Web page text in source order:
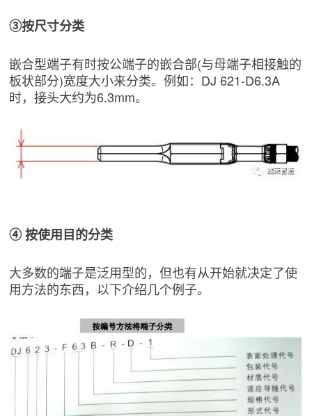
③按尺寸分类
嵌合型端子有时按公端子的嵌合部(与母端子相接触的
板状部分)宽度大小来分类。例如：DJ 621-D6.3A
时，接头大约为6.3mm。
④ 按使用目的分类
大多数的端子是泛用型的，但也有从开始就决定了使
用方法的东西，以下介绍几个例子。